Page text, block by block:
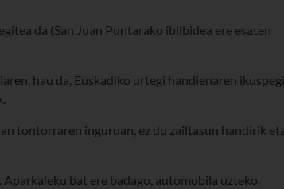
da (San Juan Puntarako ibilbidea ere esaten
hau da, Euskadiko urtegi handienaren ikuspegi
tontorraren inguruan, ez du zailtasun handirik
bat ere badago, automobila uzteko.